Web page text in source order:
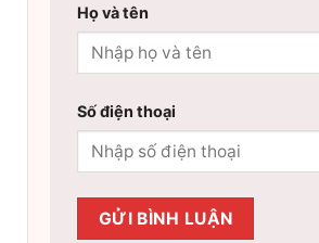
Họ và tên
Số điện thoại